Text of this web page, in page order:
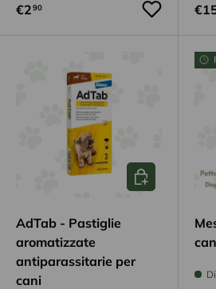
€290
AdTab - Pastiglie
aromatizzate
antiparassitarie per
cani
Scegli opzioni